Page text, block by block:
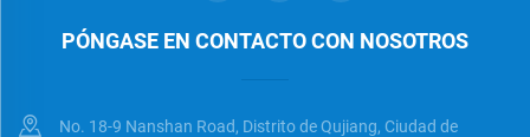
PÓNGASE EN CONTACTO CON NOSOTROS
No. 18-9 Nanshan Road, Distrito de Qujiang, Ciudad de